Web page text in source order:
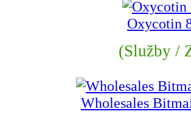
Oxycotin
(Služby /
Wholesales